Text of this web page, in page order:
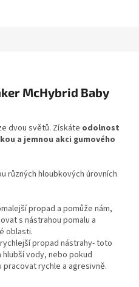
McHybrid Baby
dvou světů. Získáte odolnost
a jemnou akci gumového
různých hloubkových úrovních
propad a pomůže nám,
s nástrahou pomalu a
oblasti.
propad nástrahy- toto
vody, nebo pokud
rychle a agresivně.